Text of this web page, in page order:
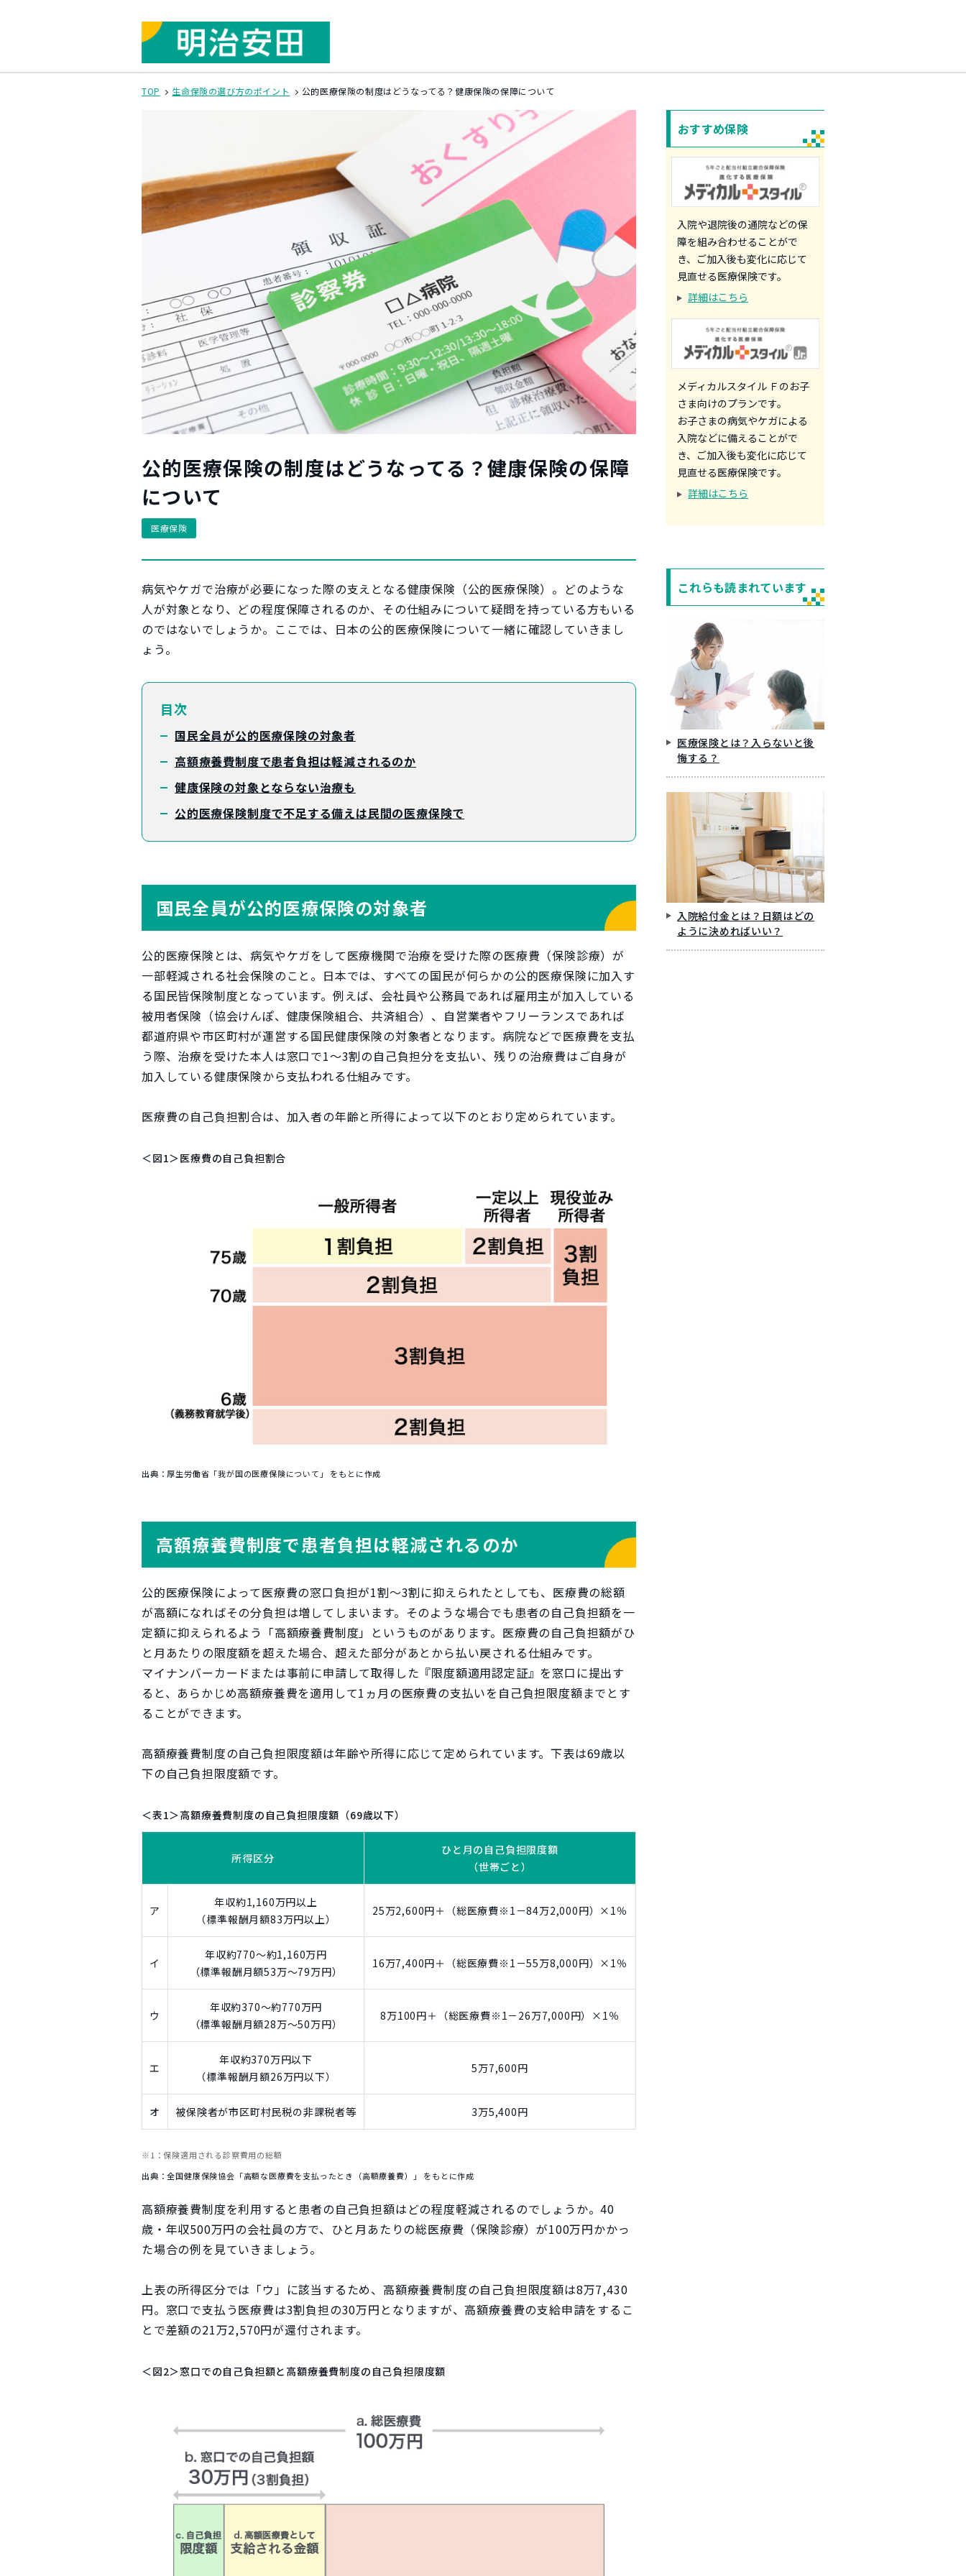
TOP 生命保険の選び方のポイント 公的医療保険の制度はどうなってる？健康保険の保障について
公的医療保険の制度はどうなってる？健康保険の保障
について
医療保険
病気やケガで治療が必要になった際の支えとなる健康保険（公的医療保険）。どのような
人が対象となり、どの程度保障されるのか、その仕組みについて疑問を持っている方もいる
のではないでしょうか。ここでは、日本の公的医療保険について一緒に確認していきまし
ょう。
目次
国民全員が公的医療保険の対象者
高額療養費制度で患者負担は軽減されるのか
健康保険の対象とならない治療も
公的医療保険制度で不足する備えは民間の医療保険で
国民全員が公的医療保険の対象者
公的医療保険とは、病気やケガをして医療機関で治療を受けた際の医療費（保険診療）が
一部軽減される社会保険のこと。日本では、すべての国民が何らかの公的医療保険に加入す
る国民皆保険制度となっています。例えば、会社員や公務員であれば雇用主が加入している
被用者保険（協会けんぽ、健康保険組合、共済組合）、自営業者やフリーランスであれば
都道府県や市区町村が運営する国民健康保険の対象者となります。病院などで医療費を支払
う際、治療を受けた本人は窓口で1～3割の自己負担分を支払い、残りの治療費はご自身が
加入している健康保険から支払われる仕組みです。
医療費の自己負担割合は、加入者の年齢と所得によって以下のとおり定められています。
＜図1＞医療費の自己負担割合
出典：厚生労働省「我が国の医療保険について」 をもとに作成
高額療養費制度で患者負担は軽減されるのか
公的医療保険によって医療費の窓口負担が1割～3割に抑えられたとしても、医療費の総額
が高額になればその分負担は増してしまいます。そのような場合でも患者の自己負担額を一
定額に抑えられるよう「高額療養費制度」というものがあります。医療費の自己負担額がひ
と月あたりの限度額を超えた場合、超えた部分があとから払い戻される仕組みです。
マイナンバーカードまたは事前に申請して取得した『限度額適用認定証』を窓口に提出す
ると、あらかじめ高額療養費を適用して1ヵ月の医療費の支払いを自己負担限度額までとす
ることができます。
高額療養費制度の自己負担限度額は年齢や所得に応じて定められています。下表は69歳以
下の自己負担限度額です。
＜表1＞高額療養費制度の自己負担限度額（69歳以下）
所得区分
ひと月の自己負担限度額
（世帯ごと）
ア
年収約1,160万円以上
（標準報酬月額83万円以上）
25万2,600円＋（総医療費※1－84万2,000円）×1％
イ
年収約770～約1,160万円
（標準報酬月額53万〜79万円）
16万7,400円＋（総医療費※1－55万8,000円）×1％
ウ
年収約370～約770万円
（標準報酬月額28万〜50万円）
8万100円＋（総医療費※1－26万7,000円）×1％
エ
年収約370万円以下
（標準報酬月額26万円以下）
5万7,600円
オ 被保険者が市区町村民税の非課税者等 3万5,400円
※1：保険適用される診察費用の総額
出典：全国健康保険協会「高額な医療費を支払ったとき（高額療養費）」 をもとに作成
高額療養費制度を利用すると患者の自己負担額はどの程度軽減されるのでしょうか。40
歳・年収500万円の会社員の方で、ひと月あたりの総医療費（保険診療）が100万円かかっ
た場合の例を見ていきましょう。
上表の所得区分では「ウ」に該当するため、高額療養費制度の自己負担限度額は8万7,430
円。窓口で支払う医療費は3割負担の30万円となりますが、高額療養費の支給申請をするこ
とで差額の21万2,570円が還付されます。
＜図2＞窓口での自己負担額と高額療養費制度の自己負担限度額
おすすめ保険
入院や退院後の通院などの保
障を組み合わせることがで
き、ご加入後も変化に応じて
見直せる医療保険です。
詳細はこちら
メディカルスタイル Ｆのお子
さま向けのプランです。
お子さまの病気やケガによる
入院などに備えることがで
き、ご加入後も変化に応じて
見直せる医療保険です。
詳細はこちら
これらも読まれています
医療保険とは？入らないと後
悔する？
入院給付金とは？日額はどの
ように決めればいい？